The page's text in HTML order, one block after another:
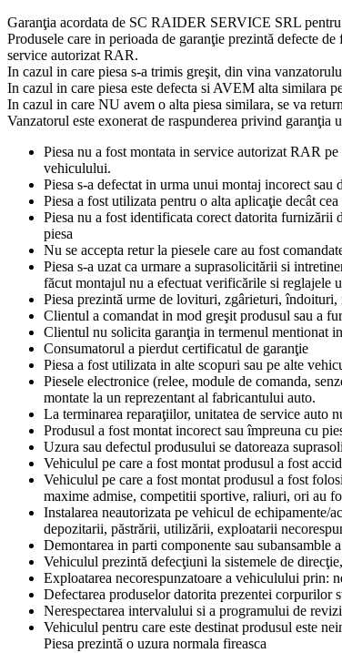
Garanţia acordata de SC RAIDER SERVICE SRL
Produsele care in perioada de garanţie prezintă defecte
service autorizat RAR.
In cazul in care piesa s-a trimis greşit, din vina
In cazul in care piesa este defecta si AVEM alta similara
In cazul in care NU avem o alta piesa similara, se va
Vanzatorul este exonerat de raspunderea privind garanţia
Piesa nu a fost montata in service autorizat RAR
vehiculului.
Piesa s-a defectat in urma unui montaj incorect
Piesa a fost utilizata pentru o alta aplicaţie decât
Piesa nu a fost identificata corect datorita furnizării
piesa
Nu se accepta retur la piesele care au fost
Piesa s-a uzat ca urmare a suprasolicitării si
făcut montajul nu a efectuat verificările si reglajele
Piesa prezintă urme de lovituri, zgârieturi,
Clientul a comandat in mod greşit produsul sau a
Clientul nu solicita garanţia in termenul mentionat
Consumatorul a pierdut certificatul de garanţie
Piesa a fost utilizata in alte scopuri sau pe alte
Piesele electronice (relee, module de comanda,
montate la un reprezentant al fabricantului auto.
La terminarea reparaţiilor, unitatea de service auto
Produsul a fost montat incorect sau împreuna cu
Uzura sau defectul produsului se datoreaza
Vehiculul pe care a fost montat produsul a fost
Vehiculul pe care a fost montat produsul a fost
maxime admise, competitii sportive, raliuri, ori au
Instalarea neautorizata pe vehicul de
depozitarii, păstrării, utilizării, exploatarii
Demontarea in parti componente sau
Vehiculul prezintă defecţiuni la sistemele de
Exploatarea necorespunzatoare a vehiculului prin:
Defectarea produselor datorita prezentei corpurilor
Nerespectarea intervalului si a programului de
Vehiculul pentru care este destinat produsul este
Piesa prezintă o uzura normala fireasca